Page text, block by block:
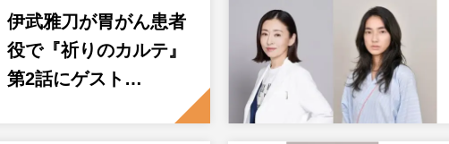
伊武雅刀が胃がん患者
役で『祈りのカルテ』
第2話にゲスト…